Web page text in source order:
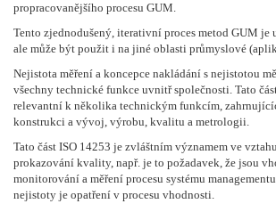
propracovanějšího procesu GUM.
Tento zjednodušený, iterativní proces metod GUM je
ale může být použit i na jiné oblasti průmyslové
Nejistota měření a koncepce nakládání s nejistotou
všechny technické funkce uvnitř společnosti. Tato
relevantní k několika technickým funkcím,
konstrukci a vývoj, výrobu, kvalitu a metrologii.
Tato část ISO 14253 je zvláštním významem ve
prokazování kvality, např. je to požadavek, že jsou
monitorování a měření procesu systému
nejistoty je opatření v procesu vhodnosti.